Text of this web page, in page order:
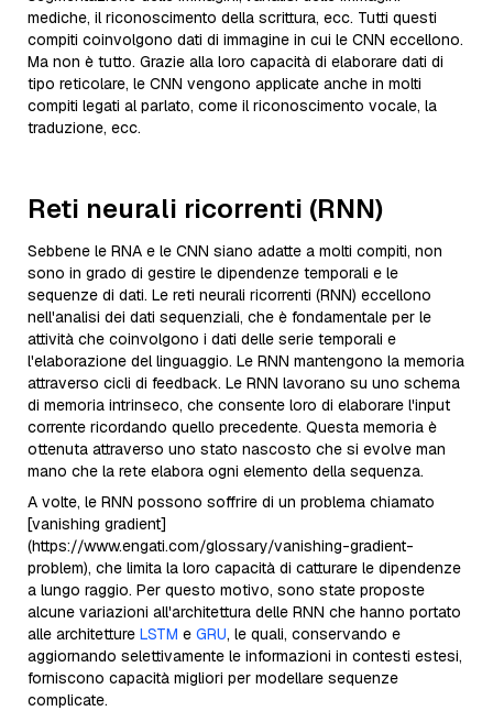
mediche, il riconoscimento della scrittura, ecc. Tutti questi
compiti coinvolgono dati di immagine in cui le CNN eccellono.
Ma non è tutto. Grazie alla loro capacità di elaborare dati di
tipo reticolare, le CNN vengono applicate anche in molti
compiti legati al parlato, come il riconoscimento vocale, la
traduzione, ecc.
Reti neurali ricorrenti (RNN)
Sebbene le RNA e le CNN siano adatte a molti compiti, non
sono in grado di gestire le dipendenze temporali e le
sequenze di dati. Le reti neurali ricorrenti (RNN) eccellono
nell'analisi dei dati sequenziali, che è fondamentale per le
attività che coinvolgono i dati delle serie temporali e
l'elaborazione del linguaggio. Le RNN mantengono la memoria
attraverso cicli di feedback. Le RNN lavorano su uno schema
di memoria intrinseco, che consente loro di elaborare l'input
corrente ricordando quello precedente. Questa memoria è
ottenuta attraverso uno stato nascosto che si evolve man
mano che la rete elabora ogni elemento della sequenza.
A volte, le RNN possono soffrire di un problema chiamato
[vanishing gradient]
(https://www.engati.com/glossary/vanishing-gradient-
problem), che limita la loro capacità di catturare le dipendenze
a lungo raggio. Per questo motivo, sono state proposte
alcune variazioni all'architettura delle RNN che hanno portato
alle architetture LSTM e GRU, le quali, conservando e
aggiornando selettivamente le informazioni in contesti estesi,
forniscono capacità migliori per modellare sequenze
complicate.